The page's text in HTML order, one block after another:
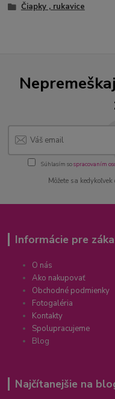
Čiapky , rukavice
Súhlasím sospracovaním
Môžete sa
Informácie pre
O nás
Ako nakupovať
Obchodné podmienky
Fotogaléria
Kontakty
Spolupracujeme
Blog
Najčítanejšie na